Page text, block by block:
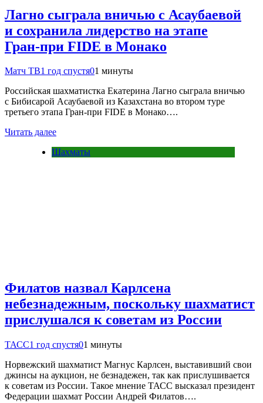
Лагно сыграла вничью с Асаубаевой
и сохранила лидерство на этапе
Гран‑при FIDE в Монако
Матч ТВ1 год спустя01 минуты
Российская шахматистка Екатерина Лагно сыграла вничью
с Бибисарой Асаубаевой из Казахстана во втором туре
третьего этапа Гран‑при FIDE в Монако….
Читать далее
Шахматы
Филатов назвал Карлсена
небезнадежным, поскольку шахматист
прислушался к советам из России
ТАСС1 год спустя01 минуты
Норвежский шахматист Магнус Карлсен, выставивший свои
джинсы на аукцион, не безнадежен, так как прислушивается
к советам из России. Такое мнение ТАСС высказал президент
Федерации шахмат России Андрей Филатов….